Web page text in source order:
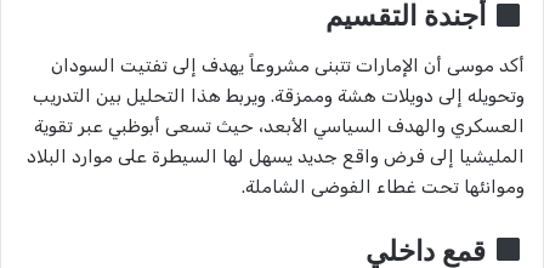
أجندة التقسيم
أكد موسى أن الإمارات تتبنى مشروعاً يهدف إلى تفتيت السودان
وتحويله إلى دويلات هشة وممزقة. ويربط هذا التحليل بين التدريب
العسكري والهدف السياسي الأبعد، حيث تسعى أبوظبي عبر تقوية
المليشيا إلى فرض واقع جديد يسهل لها السيطرة على موارد البلاد
وموانئها تحت غطاء الفوضى الشاملة.
قمع داخلي